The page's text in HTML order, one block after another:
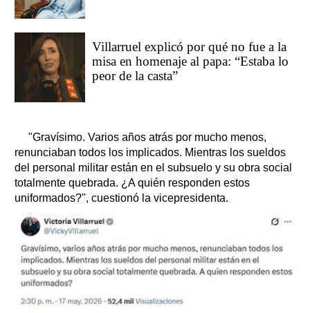
Villarruel explicó por qué no fue a la
misa en homenaje al papa: “Estaba lo
peor de la casta”
"Gravísimo. Varios años atrás por mucho menos,
renunciaban todos los implicados. Mientras los sueldos
del personal militar están en el subsuelo y su obra social
totalmente quebrada. ¿A quién responden estos
uniformados?", cuestionó la vicepresidenta.